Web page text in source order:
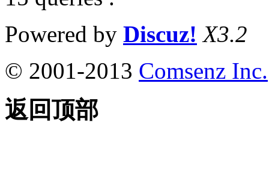
Powered by Discuz! X3.2
© 2001-2013 Comsenz Inc.
返回顶部